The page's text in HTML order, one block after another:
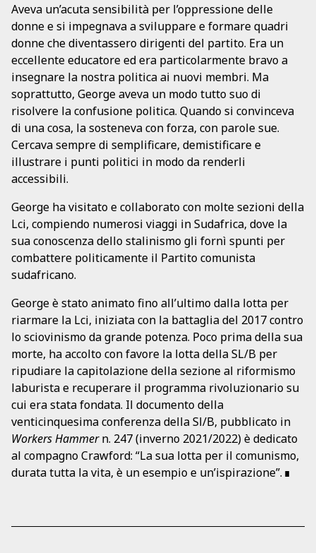
Aveva un’acuta sensibilità per l’oppressione delle
donne e si impegnava a sviluppare e formare quadri
donne che diventassero dirigenti del partito. Era un
eccellente educatore ed era particolarmente bravo a
insegnare la nostra politica ai nuovi membri. Ma
soprattutto, George aveva un modo tutto suo di
risolvere la confusione politica. Quando si convinceva
di una cosa, la sosteneva con forza, con parole sue.
Cercava sempre di semplificare, demistificare e
illustrare i punti politici in modo da renderli
accessibili.
George ha visitato e collaborato con molte sezioni della
Lci, compiendo numerosi viaggi in Sudafrica, dove la
sua conoscenza dello stalinismo gli fornì spunti per
combattere politicamente il Partito comunista
sudafricano.
George è stato animato fino all’ultimo dalla lotta per
riarmare la Lci, iniziata con la battaglia del 2017 contro
lo sciovinismo da grande potenza. Poco prima della sua
morte, ha accolto con favore la lotta della SL/B per
ripudiare la capitolazione della sezione al riformismo
laburista e recuperare il programma rivoluzionario su
cui era stata fondata. Il documento della
venticinquesima conferenza della Sl/B, pubblicato in
Workers Hammern. 247 (inverno 2021/2022) è dedicato
al compagno Crawford: “La sua lotta per il comunismo,
durata tutta la vita, è un esempio e un’ispirazione”.